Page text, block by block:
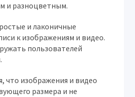
и разноцветным.
и лаконичные
к изображениям и видео.
пользователей
что изображения и видео
размера и не